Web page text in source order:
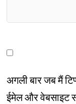
अगली बार जब मैं
ईमेल और वेबसाइट